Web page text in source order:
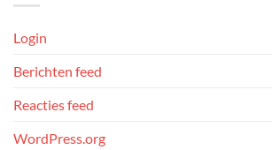
Login
Berichten feed
Reacties feed
WordPress.org